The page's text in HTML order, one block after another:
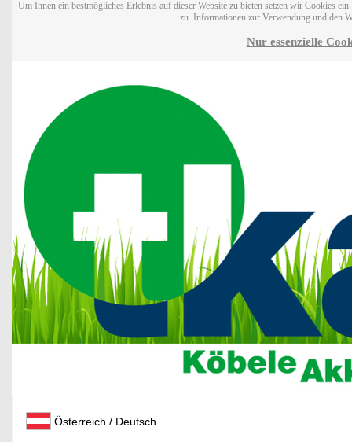
Um Ihnen ein bestmögliches Erlebnis auf dieser Website zu bieten setzen wir Cookies
zu. Informationen zur Verwendung und den
Nur essenzielle
Österreich / Deutsch